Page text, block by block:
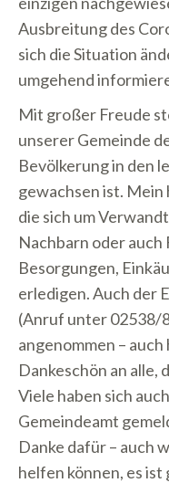
Ausbreitung des
sich die Situation
umgehend
Mit großer Freude
unserer Gemeinde
Bevölkerung in den
gewachsen ist. Mein
die sich um
Nachbarn oder auch
Besorgungen,
erledigen. Auch der
(Anruf unter 02538/
angenommen –
Dankeschön an
Viele haben sich
Gemeindeamt
Danke dafür – auch
helfen können, es ist